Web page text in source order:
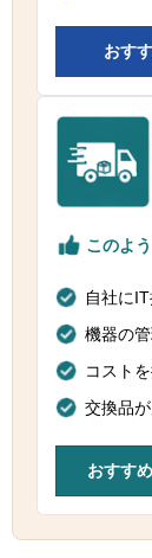
おす
このよ
自社に
機器の
コスト
交換品
おすす